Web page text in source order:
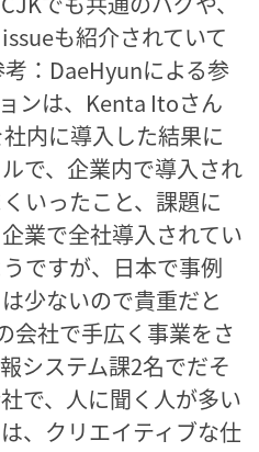
も紹介されていて
：DaeHyunによる参
ンは、Kenta Itoさん
内に導入した結果に
で、企業内で導入され
いったこと、課題に
業で全社導入されてい
ですが、日本で事例
少ないので貴重だと
会社で手広く事業をさ
システム課2名でだそ
で、人に聞く人が多い
、クリエイティブな仕